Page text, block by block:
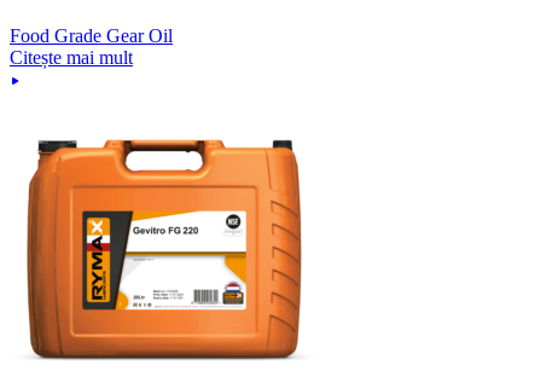
Food Grade Gear Oil
Citește mai mult